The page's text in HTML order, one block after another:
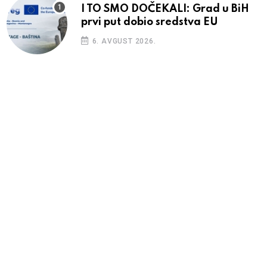
I TO SMO DOČEKALI: Grad u BiH
prvi put dobio sredstva EU
6. AVGUST 2026.